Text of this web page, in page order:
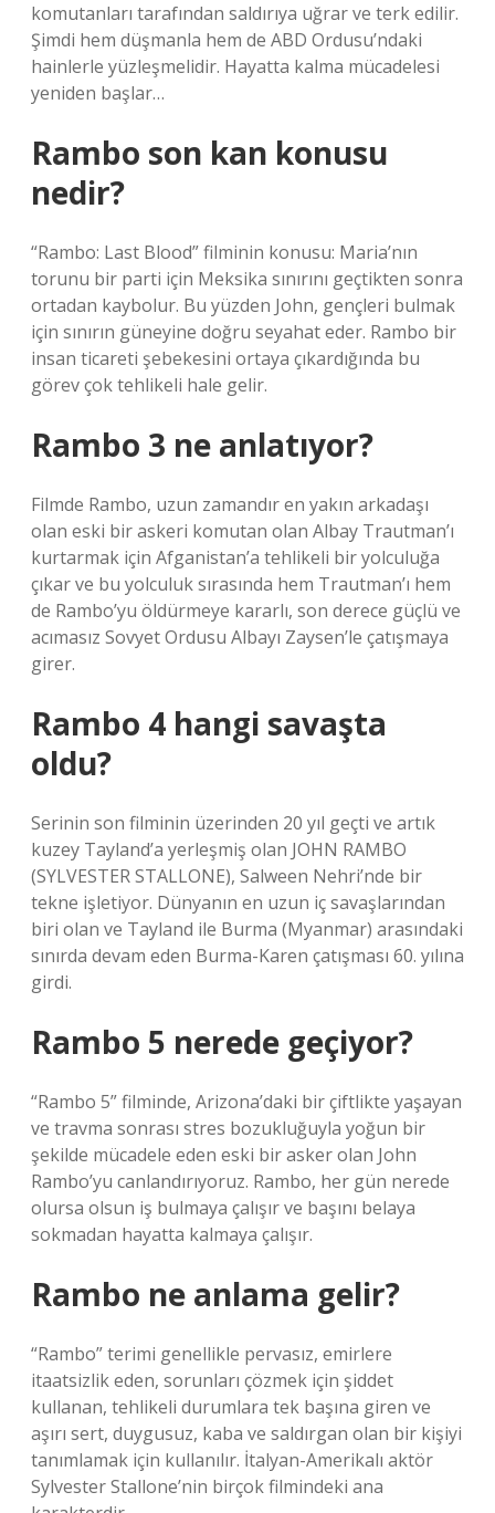
komutanları tarafından saldırıya uğrar ve terk edilir.
Şimdi hem düşmanla hem de ABD Ordusu’ndaki
hainlerle yüzleşmelidir. Hayatta kalma mücadelesi
yeniden başlar…
Rambo son kan konusu
nedir?
“Rambo: Last Blood” filminin konusu: Maria’nın
torunu bir parti için Meksika sınırını geçtikten sonra
ortadan kaybolur. Bu yüzden John, gençleri bulmak
için sınırın güneyine doğru seyahat eder. Rambo bir
insan ticareti şebekesini ortaya çıkardığında bu
görev çok tehlikeli hale gelir.
Rambo 3 ne anlatıyor?
Filmde Rambo, uzun zamandır en yakın arkadaşı
olan eski bir askeri komutan olan Albay Trautman’ı
kurtarmak için Afganistan’a tehlikeli bir yolculuğa
çıkar ve bu yolculuk sırasında hem Trautman’ı hem
de Rambo’yu öldürmeye kararlı, son derece güçlü ve
acımasız Sovyet Ordusu Albayı Zaysen’le çatışmaya
girer.
Rambo 4 hangi savaşta
oldu?
Serinin son filminin üzerinden 20 yıl geçti ve artık
kuzey Tayland’a yerleşmiş olan JOHN RAMBO
(SYLVESTER STALLONE), Salween Nehri’nde bir
tekne işletiyor. Dünyanın en uzun iç savaşlarından
biri olan ve Tayland ile Burma (Myanmar) arasındaki
sınırda devam eden Burma-Karen çatışması 60. yılına
girdi.
Rambo 5 nerede geçiyor?
“Rambo 5” filminde, Arizona’daki bir çiftlikte yaşayan
ve travma sonrası stres bozukluğuyla yoğun bir
şekilde mücadele eden eski bir asker olan John
Rambo’yu canlandırıyoruz. Rambo, her gün nerede
olursa olsun iş bulmaya çalışır ve başını belaya
sokmadan hayatta kalmaya çalışır.
Rambo ne anlama gelir?
“Rambo” terimi genellikle pervasız, emirlere
itaatsizlik eden, sorunları çözmek için şiddet
kullanan, tehlikeli durumlara tek başına giren ve
aşırı sert, duygusuz, kaba ve saldırgan olan bir kişiyi
tanımlamak için kullanılır. İtalyan-Amerikalı aktör
Sylvester Stallone’nin birçok filmindeki ana